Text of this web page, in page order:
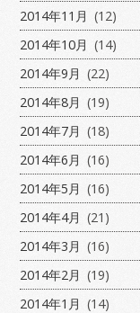
2014年11月 (12)
2014年10月 (14)
2014年9月 (22)
2014年8月 (19)
2014年7月 (18)
2014年6月 (16)
2014年5月 (16)
2014年4月 (21)
2014年3月 (16)
2014年2月 (19)
2014年1月 (14)